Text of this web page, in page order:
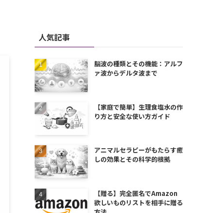
人気記事
脳波の種類とその機能：アルフ
ァ波からデルタ波まで
【家庭で簡単】生理食塩水の作
り方と安全な使い方ガイド
アニマルセラピーがもたらす癒
しの効果とその科学的根拠
【贈る】完全匿名でAmazon
欲しいものリストを相手に贈る